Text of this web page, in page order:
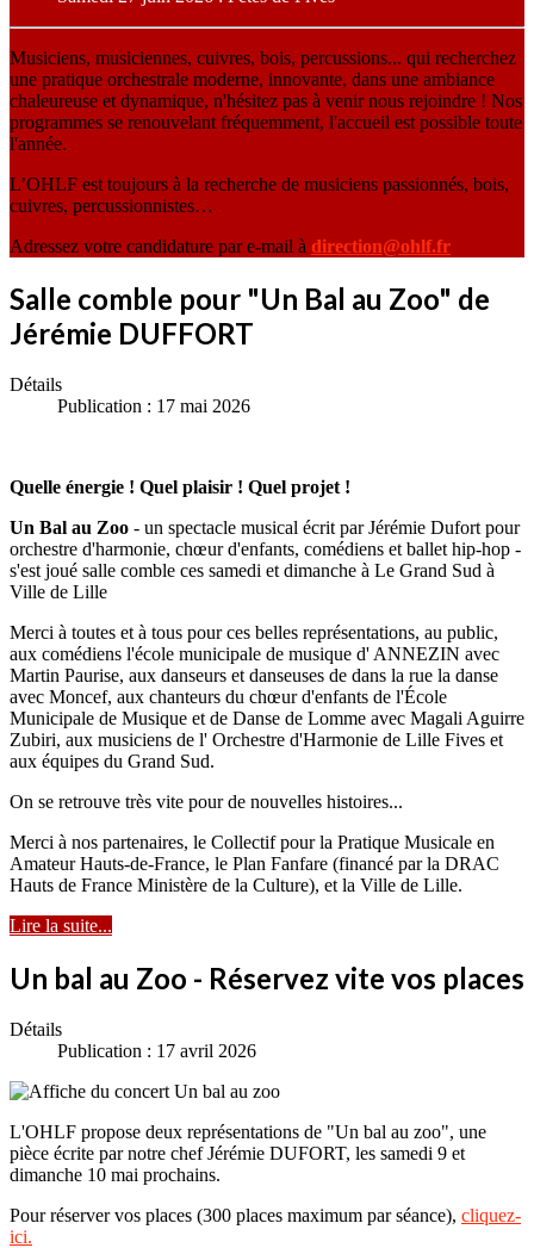
Musiciens, musiciennes, cuivres, bois, percussions... qui recherchez
une pratique orchestrale moderne, innovante, dans une ambiance
chaleureuse et dynamique, n'hésitez pas à venir nous rejoindre ! Nos
programmes se renouvelant fréquemment, l'accueil est possible toute
l'année.
L’OHLF est toujours à la recherche de musiciens passionnés, bois,
cuivres, percussionnistes…
Adressez votre candidature par e-mail à direction@ohlf.fr
Salle comble pour "Un Bal au Zoo" de
Jérémie DUFFORT
Détails
Publication : 17 mai 2026
Quelle énergie ! Quel plaisir ! Quel projet !
Un Bal au Zoo - un spectacle musical écrit par Jérémie Dufort pour
orchestre d'harmonie, chœur d'enfants, comédiens et ballet hip-hop -
s'est joué salle comble ces samedi et dimanche à Le Grand Sud à
Ville de Lille
Merci à toutes et à tous pour ces belles représentations, au public,
aux comédiens l'école municipale de musique d' ANNEZIN avec
Martin Paurise, aux danseurs et danseuses de dans la rue la danse
avec Moncef, aux chanteurs du chœur d'enfants de l'École
Municipale de Musique et de Danse de Lomme avec Magali Aguirre
Zubiri, aux musiciens de l' Orchestre d'Harmonie de Lille Fives et
aux équipes du Grand Sud.
On se retrouve très vite pour de nouvelles histoires...
Merci à nos partenaires, le Collectif pour la Pratique Musicale en
Amateur Hauts-de-France, le Plan Fanfare (financé par la DRAC
Hauts de France Ministère de la Culture), et la Ville de Lille.
Lire la suite...
Un bal au Zoo - Réservez vite vos places
Détails
Publication : 17 avril 2026
L'OHLF propose deux représentations de "Un bal au zoo", une
pièce écrite par notre chef Jérémie DUFORT, les samedi 9 et
dimanche 10 mai prochains.
Pour réserver vos places (300 places maximum par séance), cliquez-
ici.